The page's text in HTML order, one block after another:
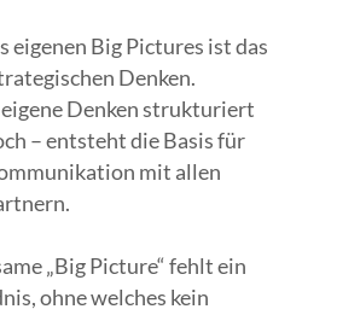
eigenen Big Pictures ist das
Denken.
Denken strukturiert
– entsteht die Basis für
mit allen
„Big Picture“ fehlt ein
ohne welches kein